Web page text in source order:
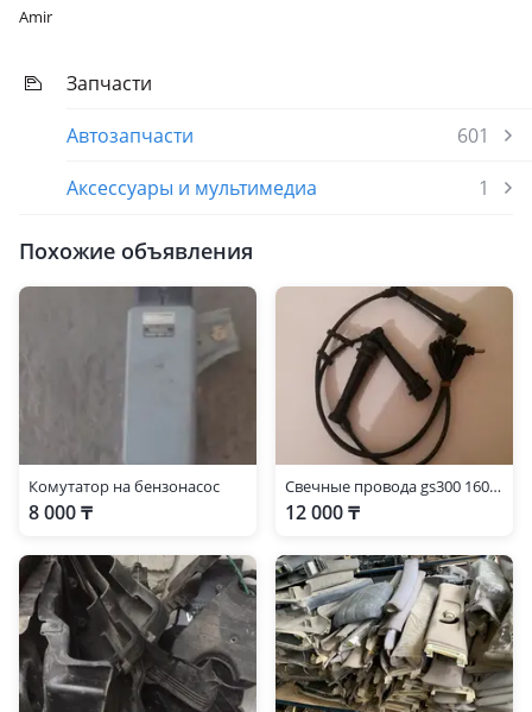
Amir
Запчасти
Автозапчасти
601
Аксессуары и мультимедиа
1
Похожие объявления
Комутатор на бензонасос
8 000 ₸
Свечные провода gs300 160 кузов 90919-15317 90919-15456 90919-15457
12 000 ₸